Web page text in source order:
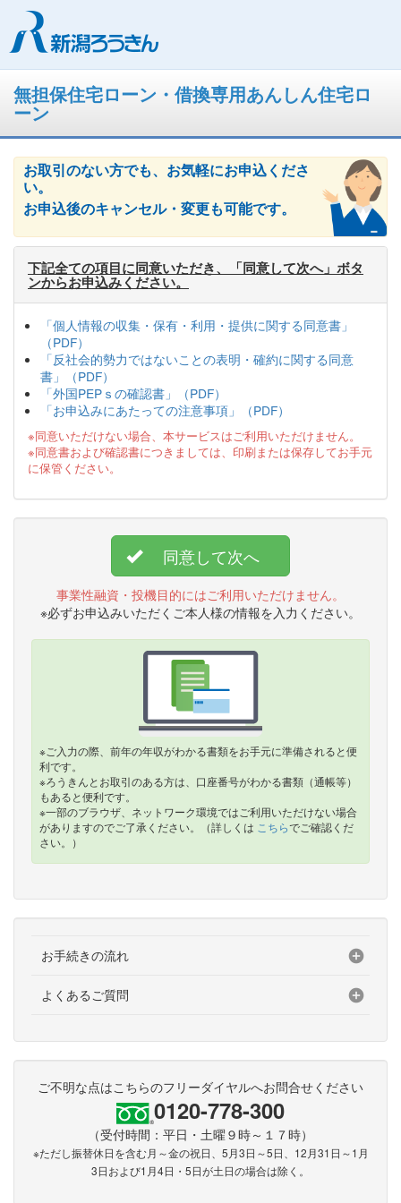
無担保住宅ローン・借換専用あんしん住宅ロ
ーン
お取引のない方でも、お気軽にお申込くださ
い。
お申込後のキャンセル・変更も可能です。
下記全ての項目に同意いただき、「同意して次へ」ボタ
ンからお申込みください。
「個人情報の収集・保有・利用・提供に関する同意書」
（PDF）
「反社会的勢力ではないことの表明・確約に関する同意
書」（PDF）
「外国PEPｓの確認書」（PDF）
「お申込みにあたっての注意事項」（PDF）
※同意いただけない場合、本サービスはご利用いただけません。
※同意書および確認書につきましては、印刷または保存してお手元
に保管ください。
同意して次へ
事業性融資・投機目的にはご利用いただけません。
※必ずお申込みいただくご本人様の情報を入力ください。
※ご入力の際、前年の年収がわかる書類をお手元に準備されると便
利です。
※ろうきんとお取引のある方は、口座番号がわかる書類（通帳等）
もあると便利です。
※一部のブラウザ、ネットワーク環境ではご利用いただけない場合
がありますのでご了承ください。（詳しくは こちらでご確認くだ
さい。）
お手続きの流れ
よくあるご質問
ご不明な点はこちらのフリーダイヤルへお問合せください
0120-778-300
（受付時間：平日・土曜９時～１７時）
※ただし振替休日を含む月～金の祝日、5月3日～5日、12月31日～1月
3日および1月4日・5日が土日の場合は除く。